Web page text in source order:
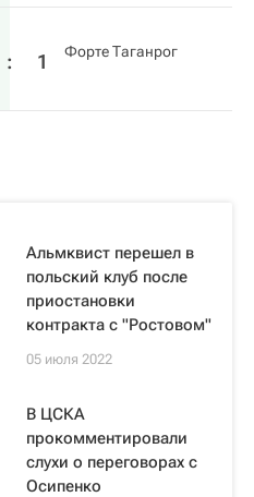
: 1 Форте Таганрог
Альмквист перешел в
польский клуб после
приостановки
контракта с "Ростовом"
05 июля 2022
В ЦСКА
прокомментировали
слухи о переговорах с
Осипенко